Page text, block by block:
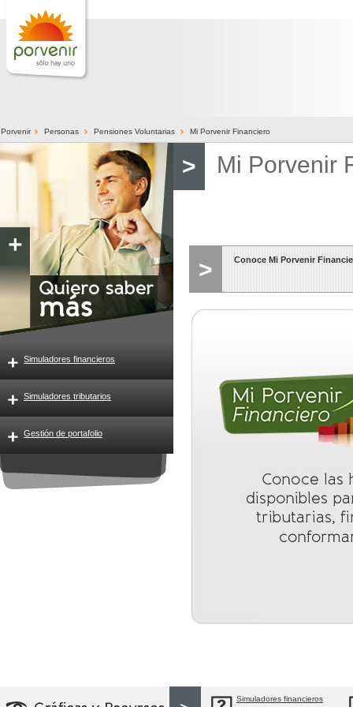
Porvenir >Personas >Pensiones Voluntarias >Mi Porvenir Financiero
Simuladores financieros
Simuladores tributarios
Gestión de portafolio
> Mi Porvenir
> Conoce Mi Porvenir
Simuladores financieros